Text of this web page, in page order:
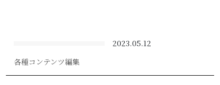
2023.05.12
各種コンテンツ編集